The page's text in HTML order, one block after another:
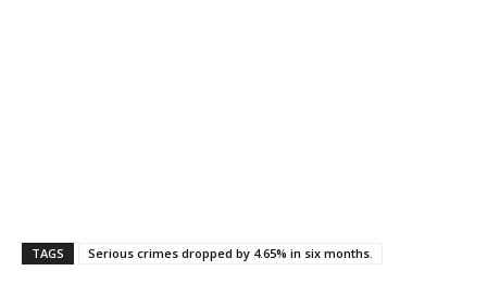
TAGS Serious crimes dropped by 4.65% in six months.